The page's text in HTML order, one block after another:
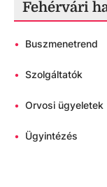
Fehérvári
• Buszmenetrend
• Szolgáltatók
• Orvosi ügyeletek
• Ügyintézés